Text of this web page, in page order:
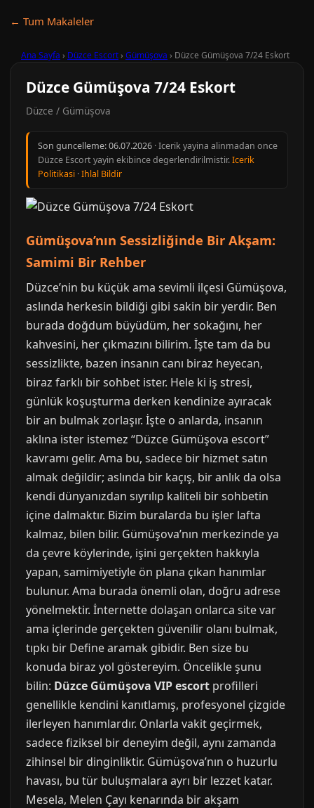
← Tum Makaleler
Ana Sayfa › Düzce Escort› Gümüşova › Düzce Gümüşova 7/24 Eskort
Düzce Gümüşova 7/24 Eskort
Düzce / Gümüşova
Son guncelleme:06.07.2026 · Icerik yayina alinmadan once
Düzce Escort yayin ekibince degerlendirilmistir.Icerik
Politikasi ·Ihlal Bildir
Gümüşova’nın Sessizliğinde Bir Akşam:
Samimi Bir Rehber
Düzce’nin bu küçük ama sevimli ilçesi Gümüşova,
aslında herkesin bildiği gibi sakin bir yerdir. Ben
burada doğdum büyüdüm, her sokağını, her
kahvesini, her çıkmazını bilirim. İşte tam da bu
sessizlikte, bazen insanın canı biraz heyecan,
biraz farklı bir sohbet ister. Hele ki iş stresi,
günlük koşuşturma derken kendinize ayıracak
bir an bulmak zorlaşır. İşte o anlarda, insanın
aklına ister istemez “Düzce Gümüşova escort”
kavramı gelir. Ama bu, sadece bir hizmet satın
almak değildir; aslında bir kaçış, bir anlık da olsa
kendi dünyanızdan sıyrılıp kaliteli bir sohbetin
içine dalmaktır. Bizim buralarda bu işler lafta
kalmaz, bilen bilir. Gümüşova’nın merkezinde ya
da çevre köylerinde, işini gerçekten hakkıyla
yapan, samimiyetiyle ön plana çıkan hanımlar
bulunur. Ama burada önemli olan, doğru adrese
yönelmektir. İnternette dolaşan onlarca site var
ama içlerinde gerçekten güvenilir olanı bulmak,
tıpkı bir Define aramak gibidir. Ben size bu
konuda biraz yol göstereyim. Öncelikle şunu
bilin: Düzce Gümüşova VIP escort profilleri
genellikle kendini kanıtlamış, profesyonel çizgide
ilerleyen hanımlardır. Onlarla vakit geçirmek,
sadece fiziksel bir deneyim değil, aynı zamanda
zihinsel bir dinginliktir. Gümüşova’nın o huzurlu
havası, bu tür buluşmalara ayrı bir lezzet katar.
Mesela, Melen Çayı kenarında bir akşam